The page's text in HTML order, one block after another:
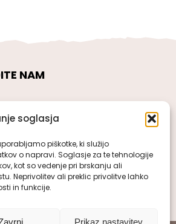
soglasja
piškotke, ki služijo
o napravi. Soglasje za te tehnologije
kot so vedenje pri brskanju ali
Neprivolitev ali preklic privolitve lahko
in funkcije.
Prikaz nastavitev
NAM